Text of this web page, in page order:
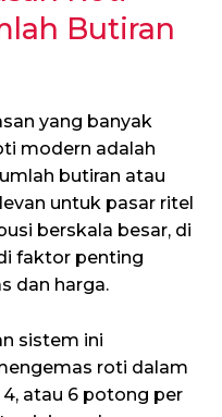
Butiran
yang banyak
modern adalah
butiran atau
untuk pasar ritel
berskala besar, di
faktor penting
dan harga.
sistem ini
roti dalam
atau 6 potong per